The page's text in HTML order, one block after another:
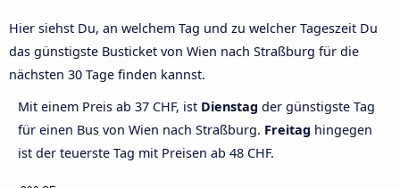
Hier siehst Du, an welchem Tag und zu welcher Tageszeit Du
das günstigste Busticket von Wien nach Straßburg für die
nächsten 30 Tage finden kannst.
Mit einem Preis ab 37 CHF, ist Dienstag der günstigste Tag
für einen Bus von Wien nach Straßburg. Freitag hingegen
ist der teuerste Tag mit Preisen ab 48 CHF.